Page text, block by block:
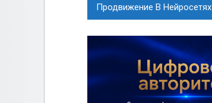
Продвижение В Нейросетях